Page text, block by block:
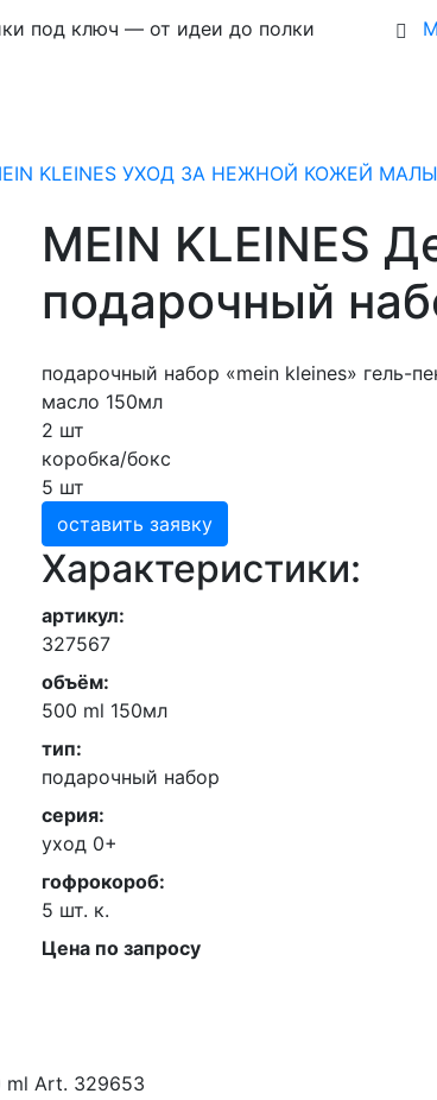
под ключ — от идеи до полки
KLEINES УХОД ЗА НЕЖНОЙ КОЖЕЙ
MEIN KLEINES
подарочный
подарочный набор «mein kleines» гель-
масло 150мл
2 шт
коробка/бокс
5 шт
оставить заявку
Характеристики:
артикул:
327567
объём:
500 ml 150мл
тип:
подарочный набор
серия:
уход 0+
гофрокороб:
5 шт. к.
Цена по запросу